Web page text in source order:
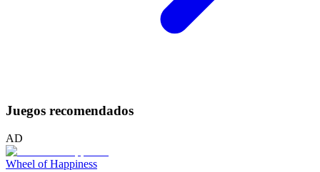
Juegos recomendados
AD
Wheel of Happiness